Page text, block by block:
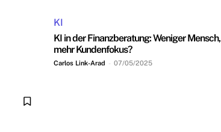
KI
KI in der Finanzberatung: Weniger Mensch,
mehr Kundenfokus?
Carlos Link-Arad - 07/05/2025